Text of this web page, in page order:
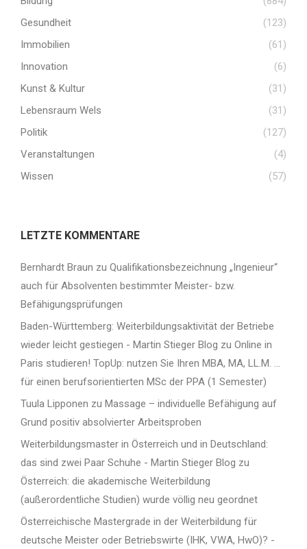
Gesundheit
(123)
Immobilien
(61)
Innovation
(6)
Kunst & Kultur
(31)
Lebensraum Wels
(31)
Politik
(127)
Veranstaltungen
(4)
Wissen
(57)
LETZTE KOMMENTARE
Bernhardt Braun zu Qualifikationsbezeichnung „Ingenieur“
auch für Absolventen bestimmter Meister- bzw.
Befähigungsprüfungen
Baden-Württemberg: Weiterbildungsaktivität der Betriebe
wieder leicht gestiegen - Martin Stieger Blog zu Online in
Paris studieren! TopUp: nutzen Sie Ihren MBA, MA, LL.M. …
für einen berufsorientierten MSc der PPA (1 Semester)
Tuula Lipponen zu Massage – individuelle Befähigung auf
Grund positiv absolvierter Arbeitsproben
Weiterbildungsmaster in Österreich und in Deutschland:
das sind zwei Paar Schuhe - Martin Stieger Blog zu
Österreich: die akademische Weiterbildung
(außerordentliche Studien) wurde völlig neu geordnet
Österreichische Mastergrade in der Weiterbildung für
deutsche Meister oder Betriebswirte (IHK, VWA, HwO)? -